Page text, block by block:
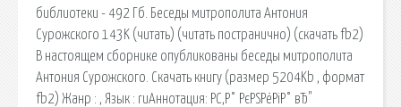
библиотеки - 492 Гб. Беседы митрополита Антония
Сурожского 143K (читать) (читать постранично) (скачать fb2)
В настоящем сборнике опубликованы беседы митрополита
Антония Сурожского. Скачать книгу (размер 5204Kb , формат
fb2) Жанр : , Язык : ruАннотация: РС‚Р° РєРЅРёРіР° вЂ"